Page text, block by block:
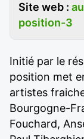
Site web :
position-3
Initié par le
position met
artistes
Bourgogne-
Fouchard,